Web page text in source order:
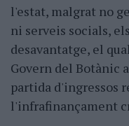
l'estat, malgrat no
ni serveis socials,
desavantatge, el
Govern del Botànic
partida d'ingressos
l'infrafinançament